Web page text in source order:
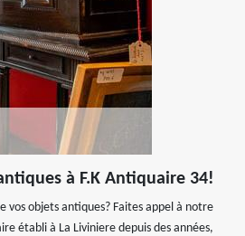
à F.K Antiquaire 34!
vos objets antiques? Faites appel à notre
établi à La Liviniere depuis des années,